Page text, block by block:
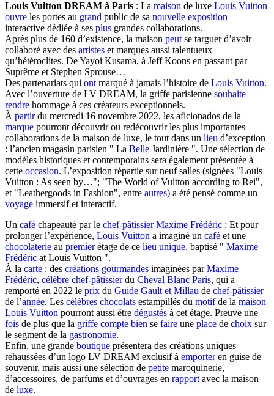
Louis Vuitton DREAM à Paris : La maison de luxe Louis Vuitton
ouvre les portes au grand public de sa nouvelle exposition
interactive dédiée à ses plus grandes collaborations.
Après plus de 160 d’existence, la maison peut se targuer d’avoir
collaboré avec des artistes et marques aussi talentueux
qu’hétéroclites. De Yayoi Kusama, à Jeff Koons en passant par
Suprême et Stephen Sprouse…
Des partenariats qui ont marqué à jamais l’histoire de Louis Vuitton.
Avec l’ouverture de LV DREAM, la griffe parisienne souhaite
rendre hommage à ces créateurs exceptionnels.
À partirdu mercredi 16 novembre 2022, les aficionados de la
marque pourront découvrir ou redécouvrir les plus importantes
collaborations de la maison de luxe, le tout dans un lieu d’exception
: l’ancien magasin parisien " La Belle Jardinière ". Une sélection de
modèles historiques et contemporains sera également présentée à
cette occasion. L’exposition répartie sur neuf salles (signées "Louis
Vuitton : As seen by…"; "The World of Vuitton according to Rei",
et "Leathergoods in Fashion", entre autres) a été pensé comme un
voyage immersif et interactif.
Un café chapeauté par le chef-pâtissier Maxime Frédéric : Et pour
prolonger l’expérience, Louis Vuitton a imaginé un café et une
chocolaterie au premierétage de ce lieu unique, baptisé " Maxime
Frédéric at Louis Vuitton ".
À la carte : des créations gourmandes imaginées parMaxime
Frédéric, célèbre chef-pâtissierdu Cheval Blanc Paris, qui a
remporté en 2022 le prix du Guide Gault et Millau de chef-pâtissier
de l’année. Les célèbres chocolats estampillés du motifde la maison
Louis Vuitton pourront aussi être dégustés à cet étage. Preuve une
fois de plus que la griffe compte bien se faire une place de choix sur
le segment de la gastronomie.
Enfin, une grande boutique présentera des créations uniques
rehaussées d’un logo LV DREAM exclusif à emporteren guise de
souvenir, mais aussi une sélection de petite maroquinerie,
d’accessoires, de parfums et d’ouvrages en rapport avec la maison
de luxe.